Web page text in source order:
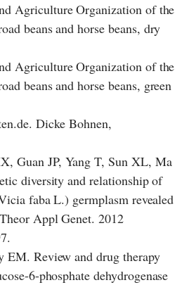
Agriculture Organization of the
beans and horse beans, dry
Agriculture Organization of the
beans and horse beans, green
Dicke Bohnen,
Guan JP, Yang T, Sun XL, Ma
diversity and relationship of
faba L.) germplasm revealed
Appl Genet. 2012
Review and drug therapy
6-phosphate dehydrogenase